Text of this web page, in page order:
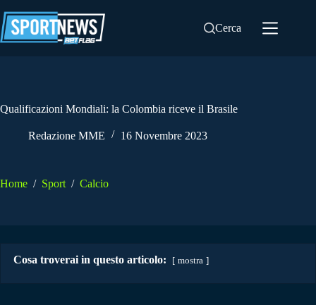
al
contenuto
Cerca
Qualificazioni Mondiali: la Colombia riceve il Brasile
Redazione MME 16 Novembre 2023
Home / Sport / Calcio
Cosa troverai in questo articolo: mostra